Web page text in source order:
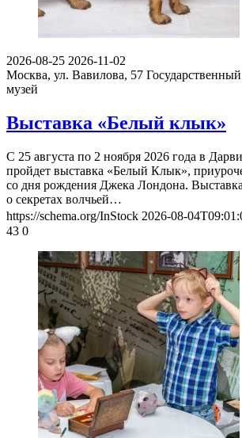
2026-08-25 2026-11-02
Москва, ул. Вавилова, 57
музей
Выставка «Белый клык»
С 25 августа по 2 ноября 2026 года в
пройдет выставка «Белый Клык»,
со дня рождения Джека Лондона.
о секретах волчьей…
https://schema.org/InStock 2026-08-
43 0